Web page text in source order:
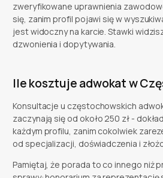
zweryfikowane uprawnienia
się, zanim profil pojawi się w
jest widoczny na karcie. Stawki
dzwonienia i dopytywania.
Ile kosztuje adwokat w
Konsultacje u częstochowskich
zaczynają się od około 250 zł -
każdym profilu, zanim cokolwiek
od specjalizacji, doświadczenia i
Pamiętaj, że porada to co innego niż